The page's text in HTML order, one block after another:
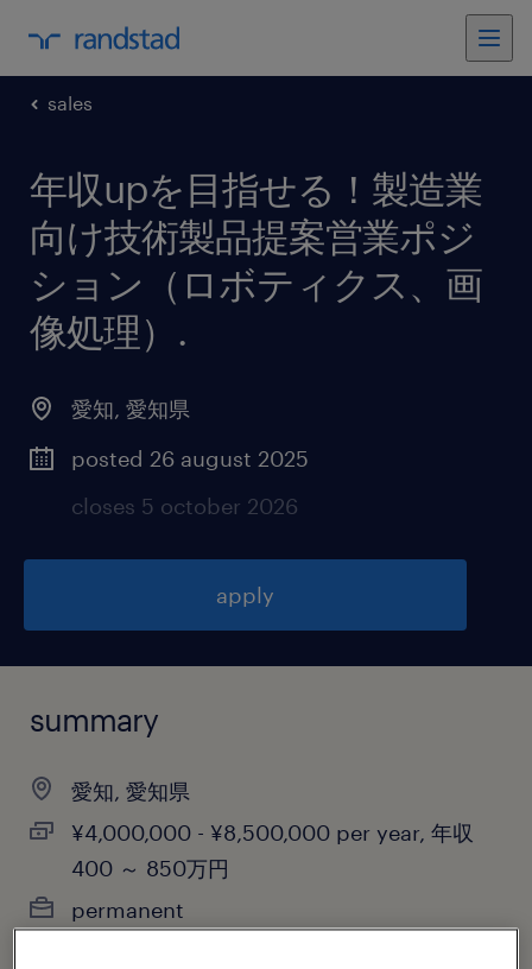
sales
年収upを目指せる！製造業
向け技術製品提案営業ポジ
ション（ロボティクス、画
像処理） .
愛知, 愛知県
posted 26 august 2025
closes 5 october 2026
apply
summary
愛知, 愛知県
¥4,000,000 - ¥8,500,000 per year, 年収
400 ～ 850万円
permanent